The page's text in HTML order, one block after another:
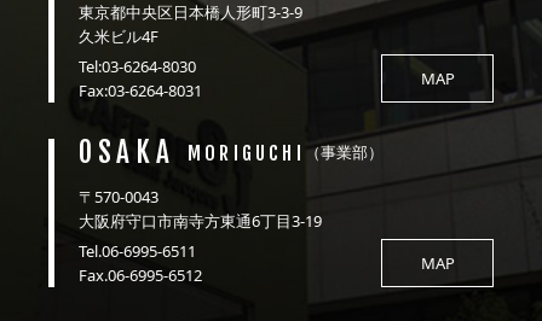
東京都中央区日本橋人形町3-3-9
久米ビル4F
Tel:03-6264-8030
Fax:03-6264-8031
MAP
OSAKA MORIGUCHI （事業部）
〒570-0043
大阪府守口市南寺方東通6丁目3-19
Tel.06-6995-6511
Fax.06-6995-6512
MAP